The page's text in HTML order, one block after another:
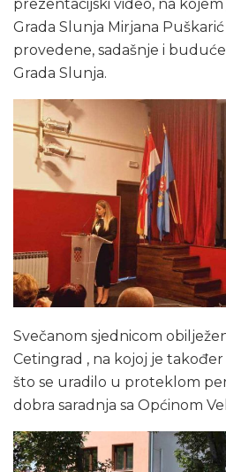
prezentacijski video, na
Grada Slunja Mirjana
provedene, sadašnje i
Grada Slunja.
Svečanom sjednicom
Cetingrad , na kojoj je
što se uradilo u proteklom
dobra saradnja sa Općinom